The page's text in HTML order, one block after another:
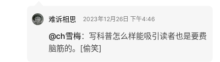
难诉相思 2023年12月26日 下午4:46
@ch雪梅： 写科普怎么样能吸引读者也是要费
脑筋的。[偷笑]